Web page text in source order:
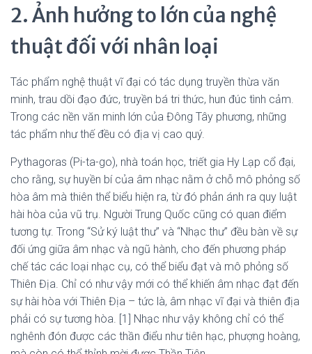
2. Ảnh hưởng to lớn của nghệ
thuật đối với nhân loại
Tác phẩm nghệ thuật vĩ đại có tác dụng truyền thừa văn
minh, trau dồi đạo đức, truyền bá tri thức, hun đúc tình cảm.
Trong các nền văn minh lớn của Đông Tây phương, những
tác phẩm như thế đều có địa vị cao quý.
Pythagoras (Pi-ta-go), nhà toán học, triết gia Hy Lạp cổ đại,
cho rằng, sự huyền bí của âm nhạc nằm ở chỗ mô phỏng số
hòa âm mà thiên thể biểu hiện ra, từ đó phản ánh ra quy luật
hài hòa của vũ trụ. Người Trung Quốc cũng có quan điểm
tương tự. Trong “Sử ký luật thư” và “Nhạc thư” đều bàn về sự
đối ứng giữa âm nhạc và ngũ hành, cho đến phương pháp
chế tác các loại nhạc cụ, có thể biểu đạt và mô phỏng số
Thiên Địa. Chỉ có như vậy mới có thể khiến âm nhạc đạt đến
sự hài hòa với Thiên Địa – tức là, âm nhạc vĩ đại và thiên địa
phải có sự tương hòa. [1] Nhạc như vậy không chỉ có thể
nghênh đón được các thần điểu như tiên hạc, phượng hoàng,